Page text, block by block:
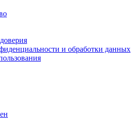
и обработки данных